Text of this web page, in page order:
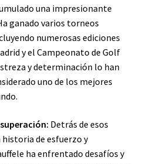
una impresionante
ganado varios torneos
numerosas ediciones
y el Campeonato de Golf
y determinación lo han
uno de los mejores
Detrás de esos
de esfuerzo y
ha enfrentado desafíos y